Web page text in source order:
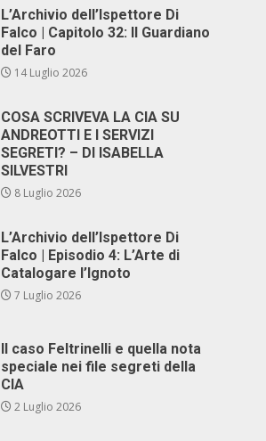
L’Archivio dell’Ispettore Di
Falco | Capitolo 32: Il Guardiano
del Faro
14 Luglio 2026
COSA SCRIVEVA LA CIA SU
ANDREOTTI E I SERVIZI
SEGRETI? – DI ISABELLA
SILVESTRI
8 Luglio 2026
L’Archivio dell’Ispettore Di
Falco | Episodio 4: L’Arte di
Catalogare l’Ignoto
7 Luglio 2026
Il caso Feltrinelli e quella nota
speciale nei file segreti della
CIA
2 Luglio 2026